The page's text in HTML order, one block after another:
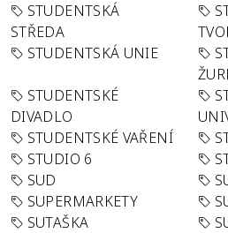
STUDENTSKÁ
STŘEDA
STUDENTSKÁ UNIE
STUDENTSKÉ
DIVADLO
STUDENTSKÉ VAŘENÍ
STUDIO 6
SUD
SUPERMARKETY
SUTAŠKA